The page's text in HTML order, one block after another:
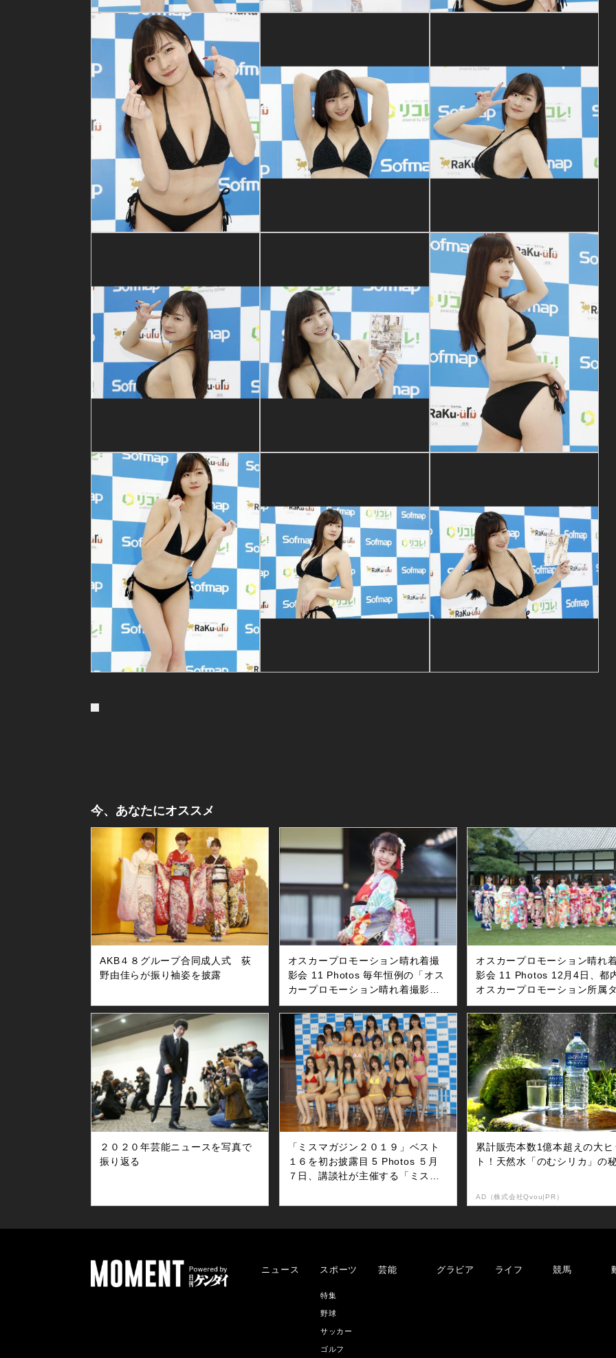
今、あなたにオススメ
AKB４８グループ合同成人式 荻
野由佳らが振り袖姿を披露
オスカープロモーション晴れ着撮
影会 11 Photos 毎年恒例の「オス
カープロモーション晴れ着撮影
会」が、2017年12月7日に明治記
念館で行われました。 是永瞳（２
２）、井頭愛海（１６）、岡田結
実（１７）、小芝風花（２０）、
吉本実憂（２０）、剛力彩芽（２
５）、本田望結（１３）、高橋ひ
かる（１６）、井本彩花（１
４）、藤田ニコル（１９）の１０
人が、艶やかな晴れ着姿で登場し
た。
オスカープロモーション晴れ
影会 11 Photos 12月4日、都
オスカープロモーション所属
ント11人が晴れ着撮影会を行
た。 （左から）是永瞳、川瀬
子、井本彩花、吉本実憂、岡
実、高橋ひかる、小芝風花、
望結、玉田志織、宮本茉由、
ニコル
２０２０年芸能ニュースを写真で
振り返る
「ミスマガジン２０１９」ベスト
１６を初お披露目 5 Photos ５月
７日、講談社が主催する「ミスマ
発表され、初めて報道陣にお披露
ールを行った。選ばれたのは、ミ
ッシェル愛美、山口はのん、吉澤
音、小林穂乃香、ぴーぴる、桜田
茉央、新木優海、木崎くるみ、本
多しおり、白山瑠衣、桜木美愛、
累計販売本数1億本超えの大ヒ
ト！天然水「のむシリカ」の
AD（株式会社Qvou|PR）
ニュース スポーツ
特集
野球
サッカー
ゴルフ
芸能 グラビア ライフ 競馬